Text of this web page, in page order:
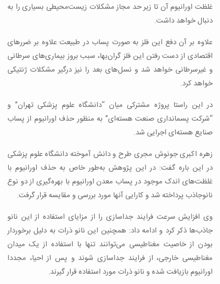
غلظت اورانیوم آن تا زیر حد مجاز مشکلات زیست‌محیطی بسیاری را به
دنبال خواهد داشت.
علاوه بر آن دفع این فلز به ‌صورت پساب در طبیعت علاوه بر ضررهای
اقتصادی از دست رفتن این فلز گران‌بها، سبب بروز بیماری‌های سرطانی
و غیرسرطانی خواهد شد و نسل‌های بعد را نیز درگیر مشکلات ژنتیکی
خواهد کرد.
در این راستا پروژه‌ مشترکی میان “دانشگاه علوم پزشکی تهران” و
“شرکت پسمانداری صنعت هسته‌ای” به منظور حذف اورانیوم از پساب
صنایع هسته‌ای اجرایی شد.
زهره اکبری جونوش مجری طرح و دانش آموخته دانشگاه علوم پزشکی
در این باره گفت: در این پژوهش به‌طور خاص به حذف اورانیوم با
غلظت‌های اندک موجود در پساب معدن اورانیوم با بهره‌گیری از دو نوع
نانوجاذب پرداخته شد و کارایی آنها مورد بررسی و مقایسه قرار گرفت.
وی افزایش سرعت فرایند جداسازی را از مزایای استفاده از این نانو
جاذب‌ها ذکر کرد و ادامه داد: همچنین این نانو ذرات به دلیل برخوردار
بودن از خاصیت مغناطیسی می‌توانند تنها با استفاده از یک میدان
مغناطیسی خارجی، از فرایند جداسازی شوند و پس از احیا، مجددا
اورانیوم بازیافت شده و نانو ذرات مورد استفاده قرار گیرند.